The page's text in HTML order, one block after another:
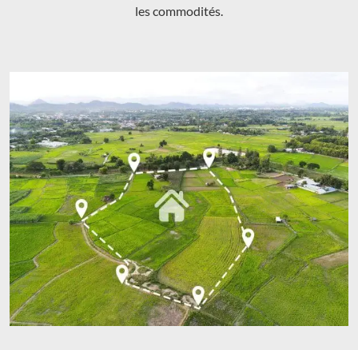
les commodités.